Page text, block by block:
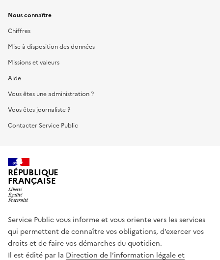
Nous connaître
Chiffres
Mise à disposition des données
Missions et valeurs
Aide
Vous êtes une administration ?
Vous êtes journaliste ?
Contacter Service Public
RÉPUBLIQUE
FRANÇAISE
Service Public vous informe et vous oriente vers les services
qui permettent de connaître vos obligations, d’exercer vos
droits et de faire vos démarches du quotidien.
Il est édité par la Direction de l’information légale et